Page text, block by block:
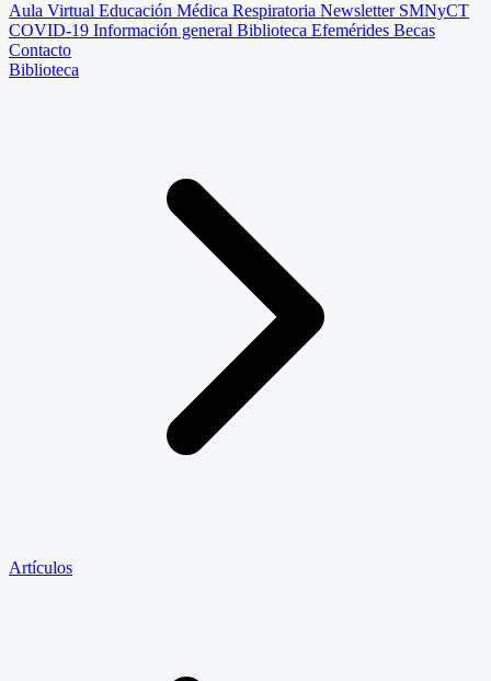
Aula Virtual Educación Médica Respiratoria Newsletter SMNyCT
COVID-19 Información general Biblioteca Efemérides Becas
Contacto
Biblioteca
Artículos